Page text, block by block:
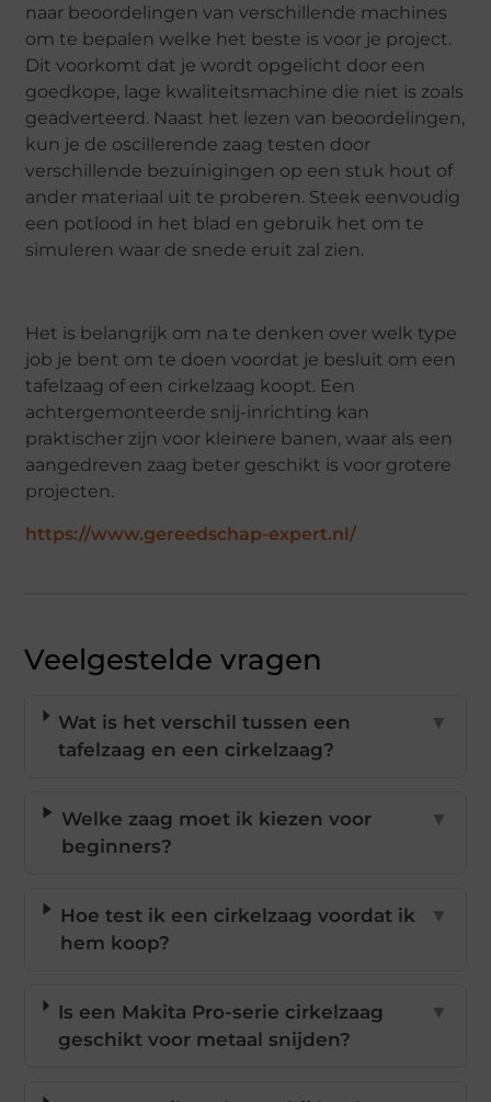
naar beoordelingen van verschillende machines
om te bepalen welke het beste is voor je project.
Dit voorkomt dat je wordt opgelicht door een
goedkope, lage kwaliteitsmachine die niet is zoals
geadverteerd. Naast het lezen van beoordelingen,
kun je de oscillerende zaag testen door
verschillende bezuinigingen op een stuk hout of
ander materiaal uit te proberen. Steek eenvoudig
een potlood in het blad en gebruik het om te
simuleren waar de snede eruit zal zien.
Het is belangrijk om na te denken over welk type
job je bent om te doen voordat je besluit om een
tafelzaag of een cirkelzaag koopt. Een
achtergemonteerde snij-inrichting kan
praktischer zijn voor kleinere banen, waar als een
aangedreven zaag beter geschikt is voor grotere
projecten.
https://www.gereedschap-expert.nl/
Veelgestelde vragen
Wat is het verschil tussen een
tafelzaag en een cirkelzaag?
▼
Welke zaag moet ik kiezen voor
beginners?
▼
Hoe test ik een cirkelzaag voordat ik
hem koop?
▼
Is een Makita Pro-serie cirkelzaag
geschikt voor metaal snijden?
▼